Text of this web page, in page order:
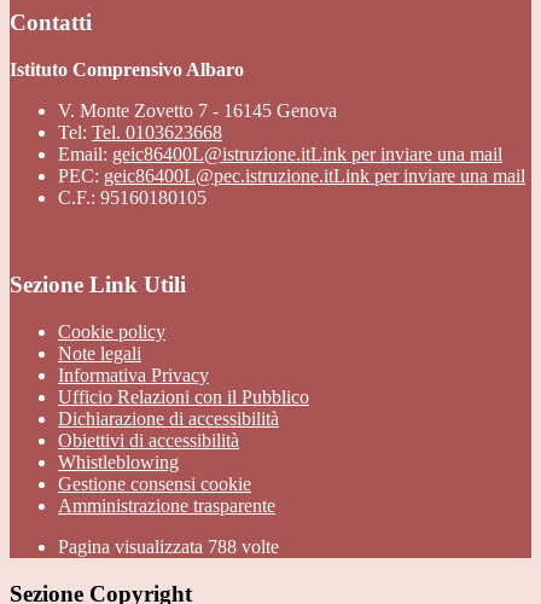
Contatti
Istituto Comprensivo Albaro
V. Monte Zovetto 7 - 16145 Genova
Tel: Tel. 0103623668
Email: geic86400L@istruzione.itLink per inviare una mail
PEC: geic86400L@pec.istruzione.itLink per inviare una mail
C.F.: 95160180105
Sezione Link Utili
Cookie policy
Note legali
Informativa Privacy
Ufficio Relazioni con il Pubblico
Dichiarazione di accessibilità
Obiettivi di accessibilità
Whistleblowing
Gestione consensi cookie
Amministrazione trasparente
Pagina visualizzata 788 volte
Sezione Copyright